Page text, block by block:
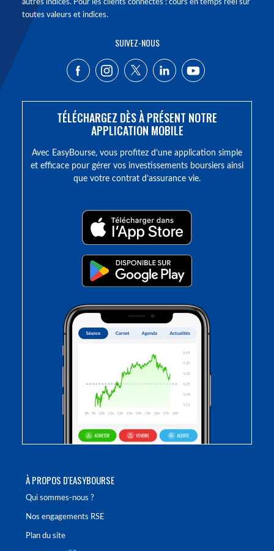
À PROPOS D'EASYBOURSE
Qui sommes-nous ?
Nos engagements RSE
Plan du site
autres indices. Pour les clients connectés : cours en temps réel sur
toutes valeurs et indices.
SUIVEZ-NOUS
TÉLÉCHARGEZ DÈS À PRÉSENT NOTRE
APPLICATION MOBILE
Avec EasyBourse, vous profitez d’une application simple
et efficace pour gérer vos investissements boursiers ainsi
que votre contrat d’assurance vie.